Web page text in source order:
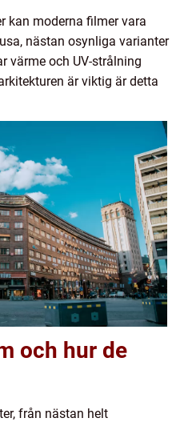
kan moderna filmer vara
nästan osynliga varianter
värme och UV-strålning
är viktig är detta
och hur de
från nästan helt